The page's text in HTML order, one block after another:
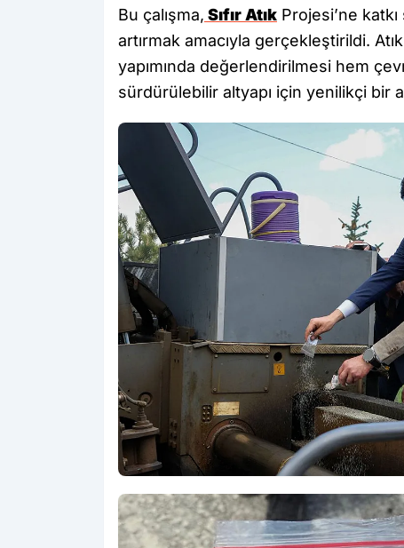
Bu çalışma, Sıfır Atık Projesi’ne
artırmak amacıyla gerçekleştirildi.
yapımında değerlendirilmesi hem
sürdürülebilir altyapı için yenilikçi bir